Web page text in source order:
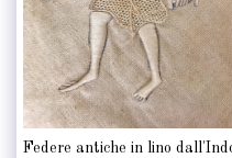
Federe antiche in lino